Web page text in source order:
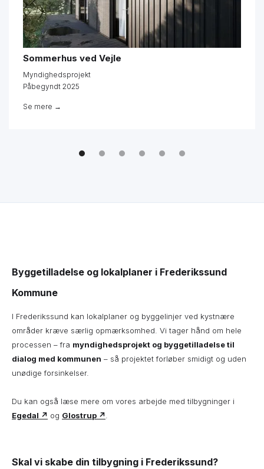
Sommerhus ved Vejle
Myndighedsprojekt
Påbegyndt 2025
Se mere →
Byggetilladelse og lokalplaner i Frederikssund
Kommune
I Frederikssund kan lokalplaner og byggelinjer ved kystnære
områder kræve særlig opmærksomhed. Vi tager hånd om hele
processen – fra myndighedsprojekt og byggetilladelse til
dialog med kommunen – så projektet forløber smidigt og uden
unødige forsinkelser.
Du kan også læse mere om vores arbejde med tilbygninger i
Egedal ↗ og Glostrup ↗
Skal vi skabe din tilbygning i Frederikssund?